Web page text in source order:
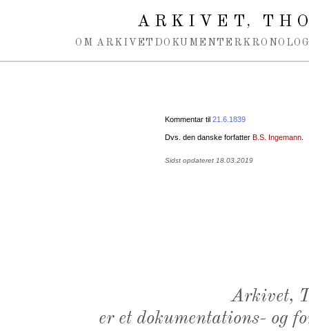
ARKIVET,
OM ARKIVET DOKUMENTER
Kommentar til 21.6.1839
Dvs. den danske forfatter B.S. Ingemann
Sidst opdateret 18.03.2019
Arkivet,
er et dokumentations- og